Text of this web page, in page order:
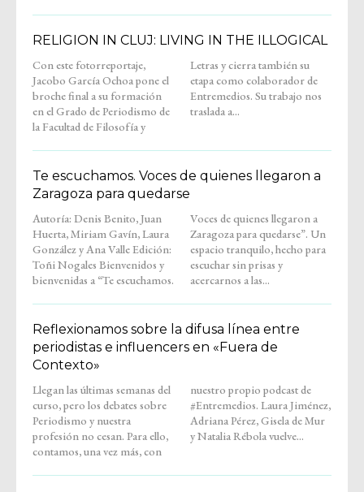
RELIGION IN CLUJ: LIVING IN THE ILLOGICAL
Con este fotorreportaje,
Jacobo García Ochoa pone el
broche final a su formación
en el Grado de Periodismo de
la Facultad de Filosofía y
Letras y cierra también su
etapa como colaborador de
Entremedios. Su trabajo nos
traslada a...
Te escuchamos. Voces de quienes llegaron a
Zaragoza para quedarse
Autoría: Denis Benito, Juan
Huerta, Miriam Gavín, Laura
González y Ana Valle Edición:
Toñi Nogales Bienvenidos y
bienvenidas a “Te escuchamos.
Voces de quienes llegaron a
Zaragoza para quedarse”. Un
espacio tranquilo, hecho para
escuchar sin prisas y
acercarnos a las...
Reflexionamos sobre la difusa línea entre
periodistas e influencers en «Fuera de
Contexto»
Llegan las últimas semanas del
curso, pero los debates sobre
Periodismo y nuestra
profesión no cesan. Para ello,
contamos, una vez más, con
nuestro propio podcast de
#Entremedios. Laura Jiménez,
Adriana Pérez, Gisela de Mur
y Natalia Rébola vuelve...